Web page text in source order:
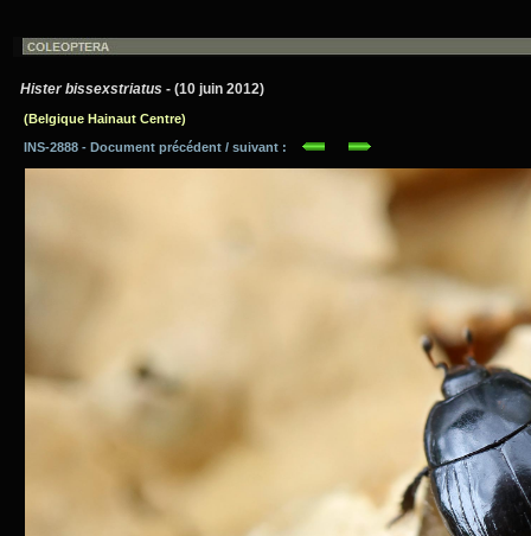
Hister bissexstriatus - (10 juin 2012)
(Belgique Hainaut Centre)
INS-2888 - Document précédent / suivant :